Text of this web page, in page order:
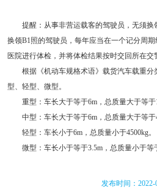
提醒：从事非营运载客的驾驶员，无须换
换领B1照的驾驶员，每年应当在一个记分周
医院进行体检，并将体检结果按时交回所在交
根据《机动车规格术语》载货汽车载重分
型、轻型、微型。
重型：车长大于等于6m，总质量大于等于
中型：车长大于等于6m，总质量大于等于
轻型：车长小于6m，总质量小于4500kg。
微型：车长小于等于3.5m，总质量小于等于
发布时间：